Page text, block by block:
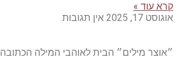
קרא עוד »
אוגוסט 17, 2025
אין תגובות
״אוצר מילים״ הבית לאוהבי המילה הכתובה